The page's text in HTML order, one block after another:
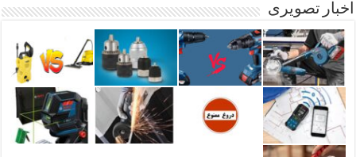
اخبار تصویری